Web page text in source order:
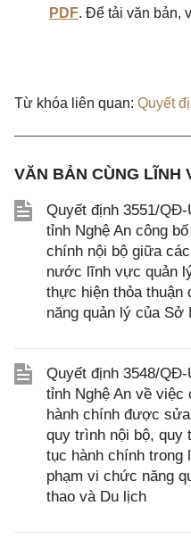
PDF. Để tải văn bản,
Từ khóa liên quan: Quyết
VĂN BẢN CÙNG LĨNH
Quyết định 3551/
tỉnh Nghệ An công
chính nội bộ giữa
nước lĩnh vực quản
thực hiện thỏa thuận
năng quản lý của Sở
Quyết định 3548/
tỉnh Nghệ An về việc
hành chính được
quy trình nội bộ, quy
tục hành chính trong
phạm vi chức năng
thao và Du lịch